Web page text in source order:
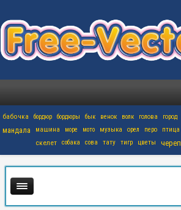
бабочка бордюр бордюры бык венок волк голова город
мандала машина море мото музыка орел перо птица
скелет собака сова тату тигр цветы череп